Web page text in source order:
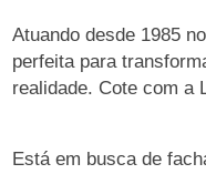
Atuando desde 1985
perfeita para
realidade. Cote com a
Está em busca de